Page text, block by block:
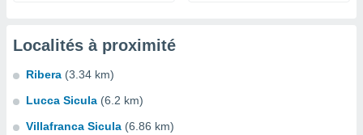
Localités à proximité
Ribera (3.34 km)
Lucca Sicula (6.2 km)
Villafranca Sicula (6.86 km)